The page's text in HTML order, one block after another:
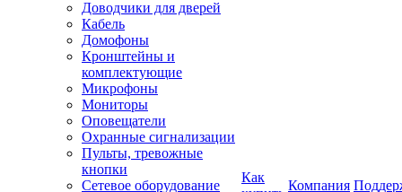
Доводчики для дверей
Кабель
Домофоны
Кронштейны и
комплектующие
Микрофоны
Мониторы
Оповещатели
Охранные сигнализации
Пульты, тревожные
кнопки
Сетевое оборудование
Как
Компания